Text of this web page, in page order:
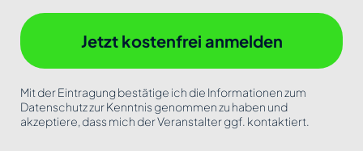
Jetzt kostenfrei anmelden
Mit der Eintragung bestätige ich die Informationen zum
Datenschutz zur Kenntnis genommen zu haben und
akzeptiere, dass mich der Veranstalter ggf. kontaktiert.